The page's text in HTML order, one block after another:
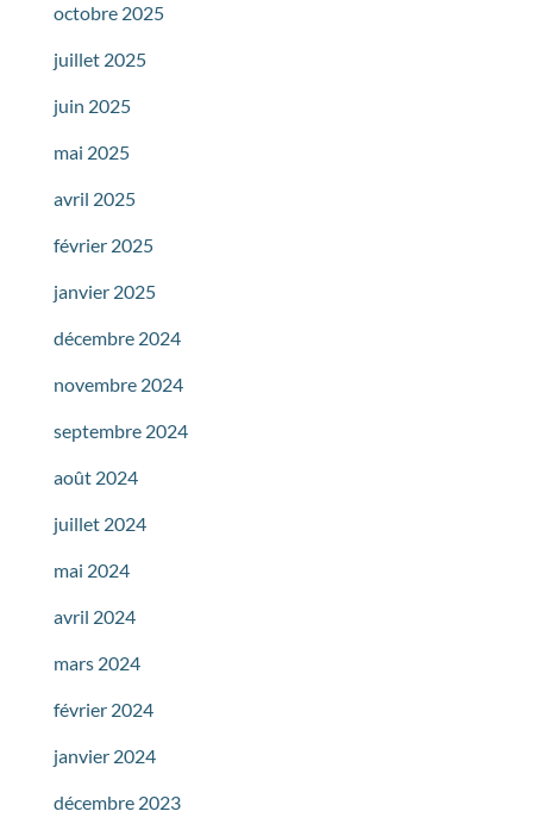
octobre 2025
juillet 2025
juin 2025
mai 2025
avril 2025
février 2025
janvier 2025
décembre 2024
novembre 2024
septembre 2024
août 2024
juillet 2024
mai 2024
avril 2024
mars 2024
février 2024
janvier 2024
décembre 2023